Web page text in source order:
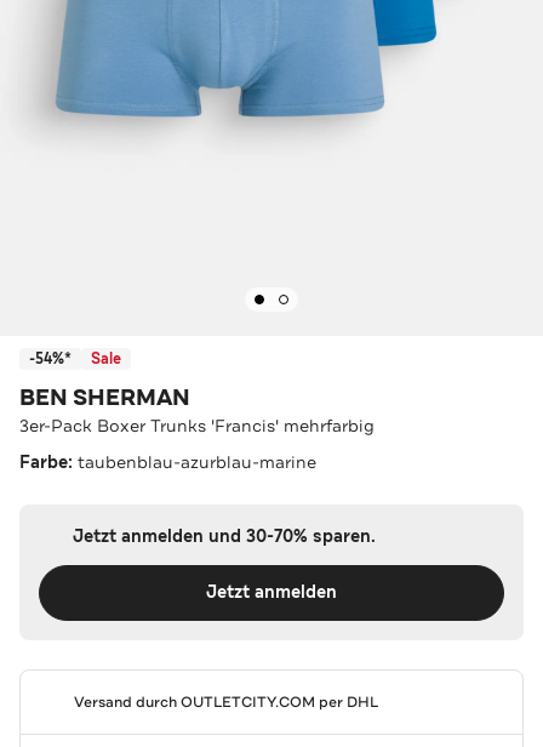
-54%* Sale
BEN SHERMAN
3er-Pack Boxer Trunks 'Francis' mehrfarbig
Farbe: taubenblau-azurblau-marine
Jetzt anmelden und 30-70% sparen.
Jetzt anmelden
Versand durchOUTLETCITY.COM per DHL